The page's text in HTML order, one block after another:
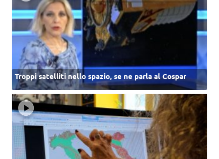
Troppi satelliti nello spazio, se ne parla al Cospar